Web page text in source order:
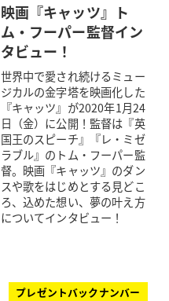
映画『キャッツ』ト
ム・フーパー監督イン
タビュー！
世界中で愛され続けるミュー
ジカルの金字塔を映画化した
『キャッツ』が2020年1月24
日（金）に公開！監督は『英
国王のスピーチ』『レ・ミゼ
ラブル』のトム・フーパー監
督。映画『キャッツ』のダン
スや歌をはじめとする見どこ
ろ、込めた想い、夢の叶え方
についてインタビュー！
プレゼントバックナンバー